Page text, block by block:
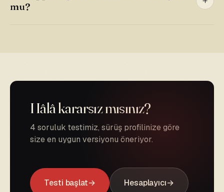
mu?
Hâlâ kararsız mısınız?
4 soruluk testimiz, sürüş profilinize göre
size en uygun versiyonu öneriyor.
Testi başlat Hesaplayıcı